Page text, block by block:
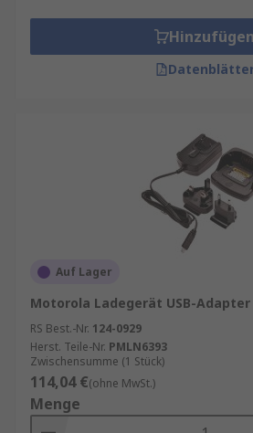
Hinzufügen
Auf Lager
Motorola Ladegerät USB-Adapter
RS Best.-Nr. 124-0929
Herst. Teile-Nr. PMLN6393
Zwischensumme (1 Stück)
114,04 €(ohne MwSt.)
Menge